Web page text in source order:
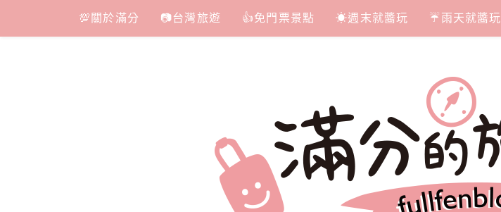
content
💯關於滿分 📷台灣旅遊 👍免門票景點 ☀週末就醬玩 ☔雨天就醬玩